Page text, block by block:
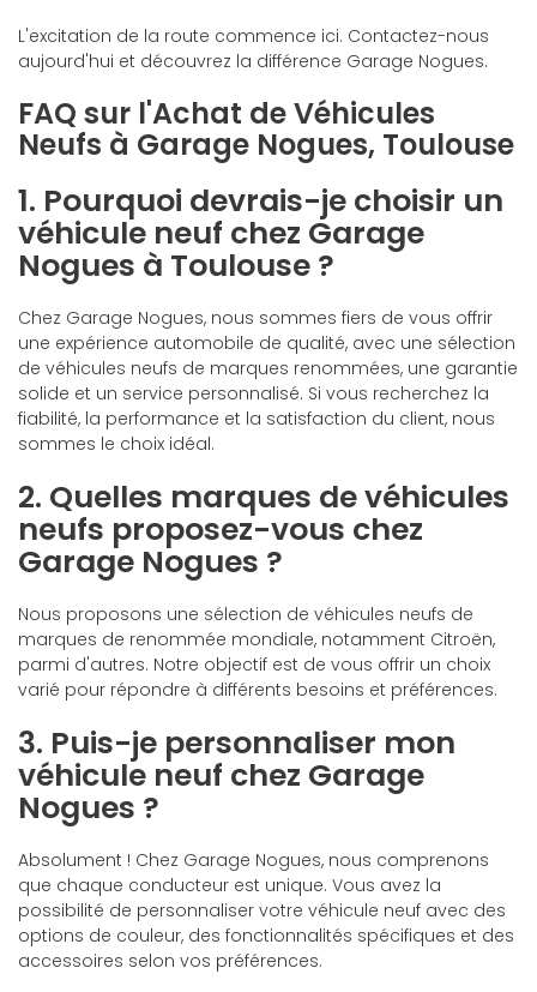
L'excitation de la route commence ici. Contactez-nous
aujourd'hui et découvrez la différence Garage Nogues.
FAQ sur l'Achat de Véhicules
Neufs à Garage Nogues, Toulouse
1. Pourquoi devrais-je choisir un
véhicule neuf chez Garage
Nogues à Toulouse ?
Chez Garage Nogues, nous sommes fiers de vous offrir
une expérience automobile de qualité, avec une sélection
de véhicules neufs de marques renommées, une garantie
solide et un service personnalisé. Si vous recherchez la
fiabilité, la performance et la satisfaction du client, nous
sommes le choix idéal.
2. Quelles marques de véhicules
neufs proposez-vous chez
Garage Nogues ?
Nous proposons une sélection de véhicules neufs de
marques de renommée mondiale, notamment Citroën,
parmi d'autres. Notre objectif est de vous offrir un choix
varié pour répondre à différents besoins et préférences.
3. Puis-je personnaliser mon
véhicule neuf chez Garage
Nogues ?
Absolument ! Chez Garage Nogues, nous comprenons
que chaque conducteur est unique. Vous avez la
possibilité de personnaliser votre véhicule neuf avec des
options de couleur, des fonctionnalités spécifiques et des
accessoires selon vos préférences.